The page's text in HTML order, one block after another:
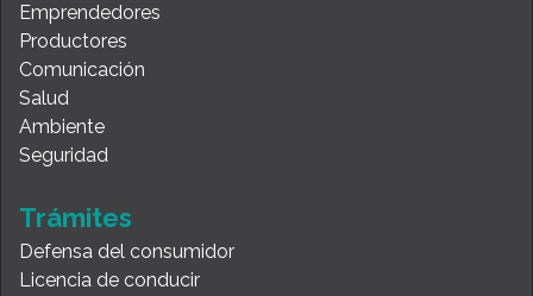
Emprendedores
Productores
Comunicación
Salud
Ambiente
Seguridad
Trámites
Defensa del consumidor
Licencia de conducir